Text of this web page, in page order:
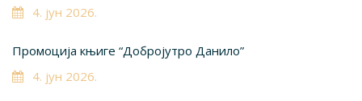
4. јун 2026.
Промоција књиге “Добројутро Данило”
4. јун 2026.